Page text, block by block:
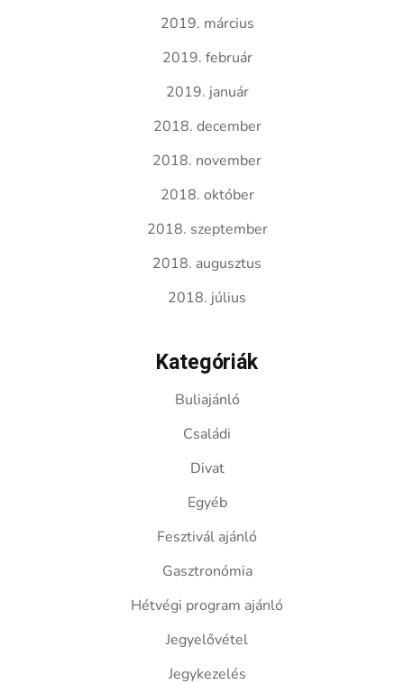
2019. március
2019. február
2019. január
2018. december
2018. november
2018. október
2018. szeptember
2018. augusztus
2018. július
Kategóriák
Buliajánló
Családi
Divat
Egyéb
Fesztivál ajánló
Gasztronómia
Hétvégi program ajánló
Jegyelővétel
Jegykezelés